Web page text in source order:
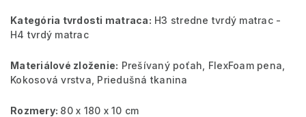
Kategória tvrdosti matraca: H3 stredne tvrdý matrac -
H4 tvrdý matrac
Materiálové zloženie: Prešívaný poťah, FlexFoam pena,
Kokosová vrstva, Priedušná tkanina
Rozmery: 80 x 180 x 10 cm